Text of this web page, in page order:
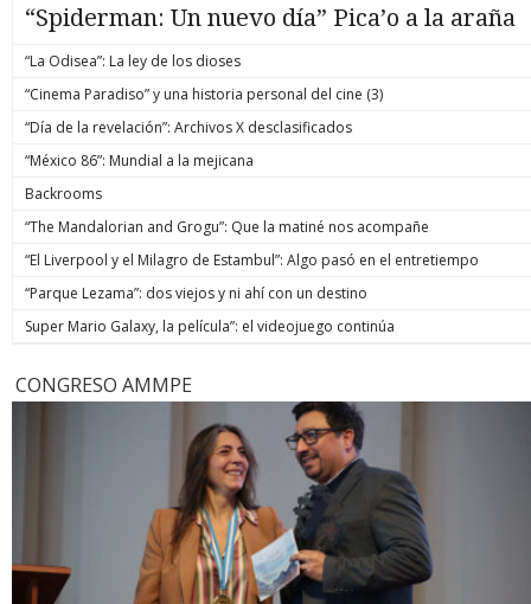
“Spiderman: Un nuevo día” Pica’o a la araña
“La Odisea”: La ley de los dioses
“Cinema Paradiso” y una historia personal del cine (3)
“Día de la revelación”: Archivos X desclasificados
“México 86”: Mundial a la mejicana
Backrooms
“The Mandalorian and Grogu”: Que la matiné nos acompañe
“El Liverpool y el Milagro de Estambul”: Algo pasó en el entretiempo
“Parque Lezama”: dos viejos y ni ahí con un destino
Super Mario Galaxy, la película”: el videojuego continúa
CONGRESO AMMPE